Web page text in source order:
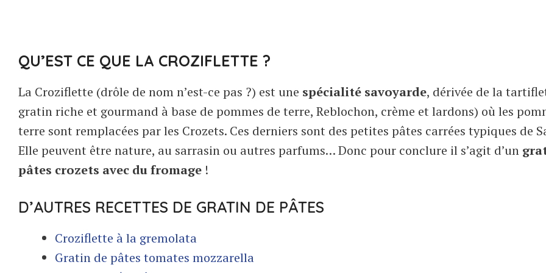
QU’EST CE QUE LA CROZIFLETTE ?
La Croziflette (drôle de nom n’est-ce pas ?) est une spécialité savoyarde, dérivée de la
gratin riche et gourmand à base de pommes de terre, Reblochon, crème et lardons) où les
terre sont remplacées par les Crozets. Ces derniers sont des petites pâtes carrées typiques de
Elle peuvent être nature, au sarrasin ou autres parfums… Donc pour conclure il s’agit d’un
pâtes crozets avec du fromage !
D’AUTRES RECETTES DE GRATIN DE PÂTES
Croziflette à la gremolata
Gratin de pâtes tomates mozzarella